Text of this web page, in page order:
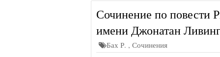
Сочинение по повести
имени Джонатан
Бах Р. , Сочинения